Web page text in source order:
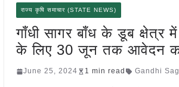
राज्य कृषि समाचार (STATE NEWS)
गाँधी सागर बाँध के डूब क्षेत्र
के लिए 30 जून तक आवेदन
June 25, 2024 1 min read Gandhi